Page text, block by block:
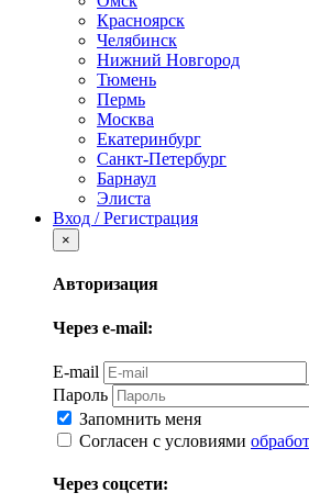
Красноярск
Челябинск
Нижний Новгород
Тюмень
Пермь
Москва
Екатеринбург
Санкт-Петербург
Барнаул
Элиста
Вход / Регистрация
×
Авторизация
Через e-mail:
E-mail
Пароль
Запомнить меня
Согласен с условиями
Через соцсети: